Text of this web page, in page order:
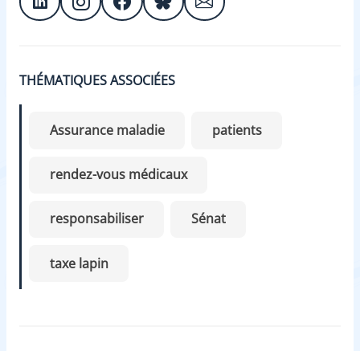
THÉMATIQUES ASSOCIÉES
Assurance maladie patients
rendez-vous médicaux
responsabiliser Sénat
taxe lapin